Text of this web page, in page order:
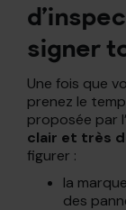
signer
Une fois que
prenez le
proposée par
clair et très
figurer :
la
des